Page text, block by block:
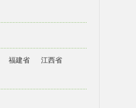
福建省
江西省